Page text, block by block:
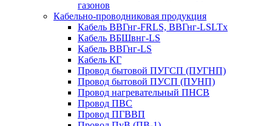
газонов
Кабельно-проводниковая продукция
Кабель ВВГнг-FRLS, ВВГнг-LSLTx
Кабель ВБШвнг-LS
Кабель ВВГнг-LS
Кабель КГ
Провод бытовой ПУГСП (ПУГНП)
Провод бытовой ПУСП (ПУНП)
Провод нагревательный ПНСВ
Провод ПВС
Провод ПГВВП